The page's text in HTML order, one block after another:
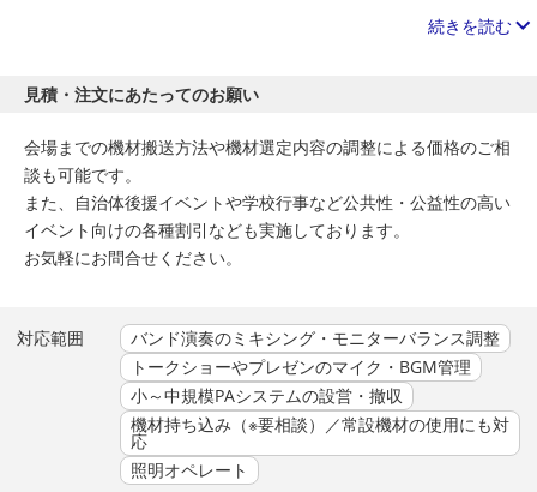
※出品価格はこちらの価格帯を想定※
落語会やトークショー、弾き語りライブ、お笑いライブなど、屋
内の観客数100名程度、マイク本数8ch以内程度の小規模なイベ
ントを想定しています。
②屋外小規模・屋内音楽系対応あり
夏祭り会場のステージや盆踊りなど屋外イベントや、バンド演奏
でマイク本数16ch以内程度の小規模イベントを想定していま
③屋内 中規模イベント
体育館で開催される学校祭ステージなど500～1000名規模の屋内
イベントを想定。
続きを読む
見積・注文にあたってのお願い
会場までの機材搬送方法や機材選定内容の調整による価格のご相
談も可能です。
また、自治体後援イベントや学校行事など公共性・公益性の高い
イベント向けの各種割引なども実施しております。
お気軽にお問合せください。
対応範囲
バンド演奏のミキシング・モニターバランス調整
トークショーやプレゼンのマイク・BGM管理
小～中規模PAシステムの設営・撤収
機材持ち込み（※要相談）／常設機材の使用にも対
応
照明オペレート